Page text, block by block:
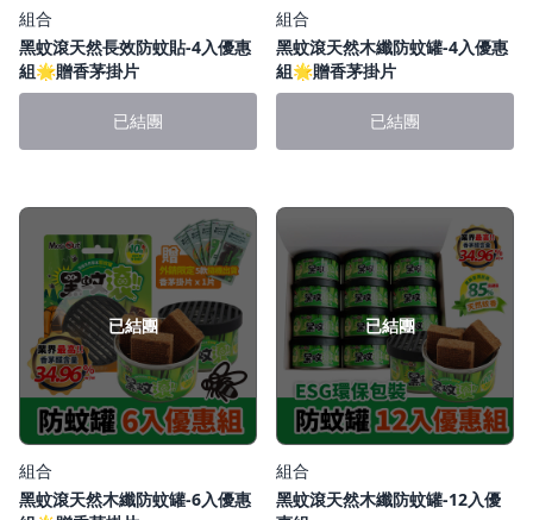
組合
黑蚊滾天然長效防蚊貼-4入優惠
組🌟贈香茅掛片
已結團
組合
黑蚊滾天然木纖防蚊罐-4入優惠
組🌟贈香茅掛片
已結團
已結團
組合
黑蚊滾天然木纖防蚊罐-6入優惠
已結團
組合
黑蚊滾天然木纖防蚊罐-12入優